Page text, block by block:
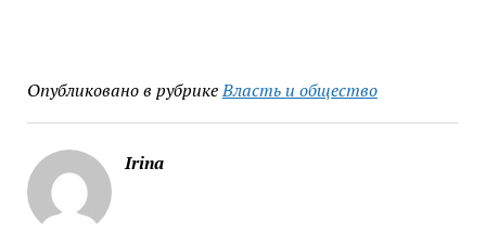
Опубликовано в рубрикеВласть и общество
Irina